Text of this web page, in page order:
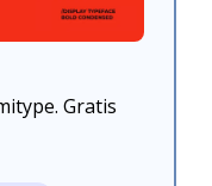
Gratis